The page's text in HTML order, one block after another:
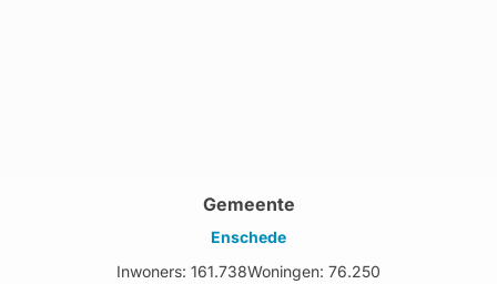
Gemeente
Enschede
Inwoners: 161.738Woningen: 76.250